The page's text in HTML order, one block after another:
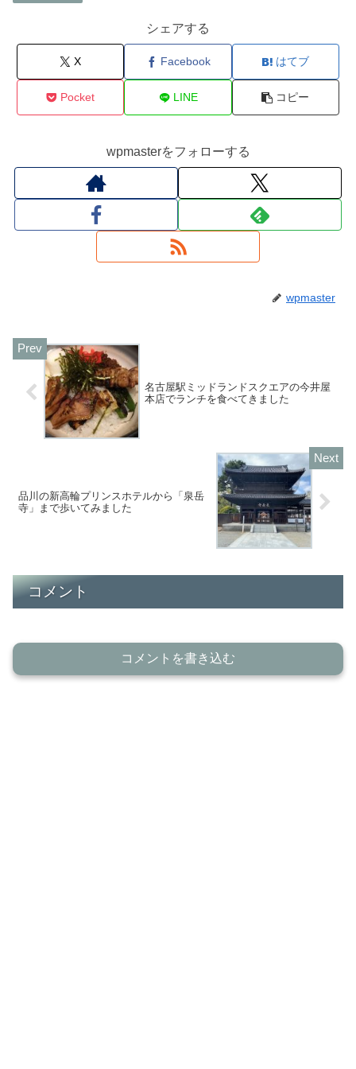
シェアする
X Facebook はてブ
Pocket LINE コピー
wpmasterをフォローする
wpmaster
名古屋駅ミッドランドスクエアの今井屋
本店でランチを食べてきました
品川の新高輪プリンスホテルから「泉岳
寺」まで歩いてみました
コメント
コメントを書き込む